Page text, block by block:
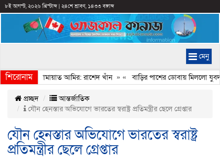
৮ই আগস্ট, ২০২৬ খ্রিস্টাব্দ| ২৪শে শ্রাবণ, ১৪৩৩ বঙ্গাব্দ
মেনু
শিরোনাম
করেন জামায়াত আমির: রাশেদ খাঁন» « বাড়ির পাশের ডোবায় মিললো
প্রচ্ছদ
আন্তর্জাতিক
যৌন হেনস্তার অভিযোগে ভারতের স্বরাষ্ট্র প্রতিমন্ত্রীর ছেলে গ্রেপ্তার
যৌন হেনস্তার অভিযোগে ভারতের স্বরাষ্ট্র
প্রতিমন্ত্রীর ছেলে গ্রেপ্তার